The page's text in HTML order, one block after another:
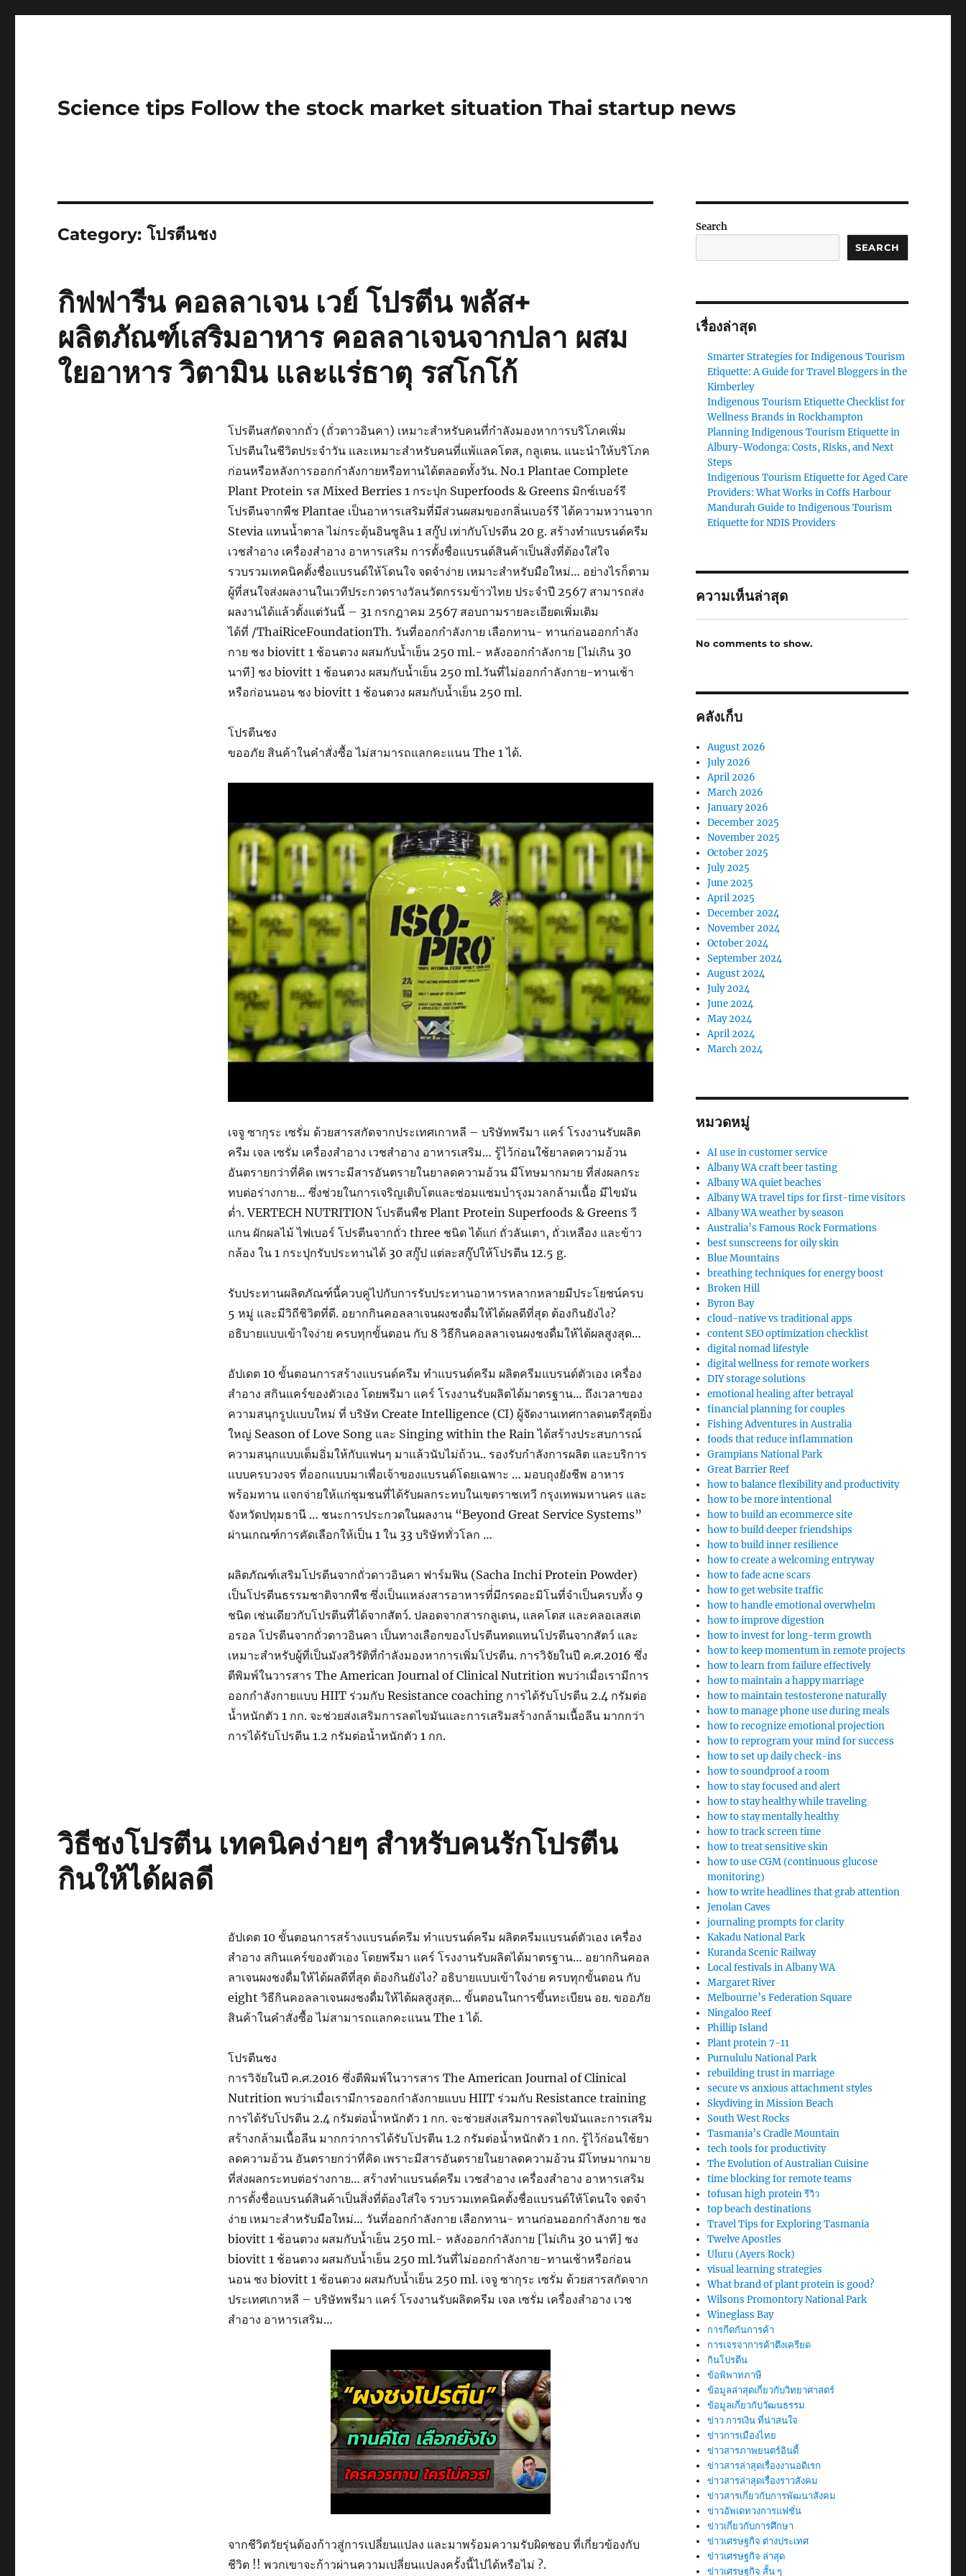
Science tips Follow the stock market situation Thai startup news
Category:โปรตีนชง
กิฟฟารีน คอลลาเจน เวย์ โปรตีน พลัส+
ผลิตภัณฑ์เสริมอาหาร คอลลาเจนจากปลา ผสม
ใยอาหาร วิตามิน และแร่ธาตุ รสโกโก้
โปรตีนสกัดจากถั่ว (ถั่วดาวอินคา) เหมาะสำหรับคนที่กำลังมองหาการบริโภคเพิ่ม
โปรตีนในชีวิตประจำวัน และเหมาะสำหรับคนที่แพ้แลคโตส, กลูเตน. แนะนำให้บริโภค
ก่อนหรือหลังการออกกำลังกายหรือทานได้ตลอดทั้งวัน. No.1 Plantae Complete
Plant Protein รส Mixed Berries 1 กระปุก Superfoods & Greens มิกซ์เบอร์รี
โปรตีนจากพืช Plantae เป็นอาหารเสริมที่มีส่วนผสมของกลิ่นเบอร์รี ได้ความหวานจาก
Stevia แทนน้ำตาล ไม่กระตุ้นอินซูลิน 1 สกู๊ป เท่ากับโปรตีน 20 g. สร้างทำแบรนด์ครีม
เวชสำอาง เครื่องสำอาง อาหารเสริม การตั้งชื่อแบรนด์สินค้าเป็นสิ่งที่ต้องใส่ใจ
รวบรวมเทคนิคตั้งชื่อแบรนด์ให้โดนใจ จดจำง่าย เหมาะสำหรับมือใหม่… อย่างไรก็ตาม
ผู้ที่สนใจส่งผลงานในเวทีประกวดรางวัลนวัตกรรมข้าวไทย ประจำปี 2567 สามารถส่ง
ผลงานได้แล้วตั้งแต่วันนี้ – 31 กรกฎาคม 2567 สอบถามรายละเอียดเพิ่มเติม
ได้ที่ /ThaiRiceFoundationTh. วันที่ออกกำลังกาย เลือกทาน- ทานก่อนออกกำลัง
กาย ชง biovitt 1 ช้อนตวง ผสมกับน้ำเย็น 250 ml.- หลังออกกำลังกาย [ไม่เกิน 30
นาที] ชง biovitt 1 ช้อนตวง ผสมกับน้ำเย็น 250 ml.วันที่ไม่ออกกำลังกาย-ทานเช้า
หรือก่อนนอน ชง biovitt 1 ช้อนตวง ผสมกับน้ำเย็น 250 ml.
โปรตีนชง
ขออภัย สินค้าในคำสั่งซื้อ ไม่สามารถแลกคะแนน The 1 ได้.
เจจู ซากุระ เซรั่ม ด้วยสารสกัดจากประเทศเกาหลี – บริษัทพรีมา แคร์ โรงงานรับผลิต
ครีม เจล เซรั่ม เครื่องสำอาง เวชสำอาง อาหารเสริม… รู้ไว้ก่อนใช้ยาลดความอ้วน
อันตรายกว่าที่คิด เพราะมีสารอันตรายในยาลดความอ้วน มีโทษมากมาย ที่ส่งผลกระ
ทบต่อร่างกาย… ซึ่งช่วยในการเจริญเติบโตและซ่อมแซมบำรุงมวลกล้ามเนื้อ มีไขมัน
ต่ำ. VERTECH NUTRITION โปรตีนพืช Plant Protein Superfoods & Greens วี
แกน ผักผลไม้ ไฟเบอร์ โปรตีนจากถั่ว three ชนิด ได้แก่ ถั่วลันเตา, ถั่วเหลือง และข้าว
กล้อง ใน 1 กระปุกรับประทานได้ 30 สกู๊ป แต่ละสกู๊ปให้โปรตีน 12.5 g.
รับประทานผลิตภัณฑ์นี้ควบคู่ไปกับการรับประทานอาหารหลากหลายมีประโยชน์ครบ
5 หมู่ และมีวิถีชิวิตที่ดี. อยากกินคอลลาเจนผงชงดื่มให้ได้ผลดีที่สุด ต้องกินยังไง?
อธิบายแบบเข้าใจง่าย ครบทุกขั้นตอน กับ 8 วิธีกินคอลลาเจนผงชงดื่มให้ได้ผลสูงสุด…
อัปเดต 10 ขั้นตอนการสร้างแบรนด์ครีม ทำแบรนด์ครีม ผลิตครีมแบรนด์ตัวเอง เครื่อง
สำอาง สกินแคร์ของตัวเอง โดยพรีมา แคร์ โรงงานรับผลิตได้มาตรฐาน… ถึงเวลาของ
ความสนุกรูปแบบใหม่ ที่ บริษัท Create Intelligence (CI) ผู้จัดงานเทศกาลดนตรีสุดยิ่ง
ใหญ่ Season of Love Song และ Singing within the Rain ได้สร้างประสบการณ์
ความสนุกแบบเต็มอิ่มให้กับแฟนๆ มาแล้วนับไม่ถ้วน.. รองรับกำลังการผลิต และบริการ
แบบครบวงจร ที่ออกแบบมาเพื่อเจ้าของแบรนด์โดยเฉพาะ … มอบถุงยังชีพ อาหาร
พร้อมทาน แจกจ่ายให้แก่ชุมชนที่ได้รับผลกระทบในเขตราชเทวี กรุงเทพมหานคร และ
จังหวัดปทุมธานี … ชนะการประกวดในผลงาน “Beyond Great Service Systems”
ผ่านเกณฑ์การคัดเลือกให้เป็น 1 ใน 33 บริษัททั่วโลก …
ผลิตภัณฑ์เสริมโปรตีนจากถั่วดาวอินคา ฟาร์มฟิน (Sacha Inchi Protein Powder)
เป็นโปรตีนธรรมชาติจากพืช ซึ่งเป็นแหล่งสารอาหารที่่มีกรดอะมิโนที่จำเป็นครบทั้ง 9
ชนิด เช่นเดียวกับโปรตีนที่ได้จากสัตว์. ปลอดจากสารกลูเตน, แลคโตส และคลอเลสเต
อรอล โปรตีนจากถั่วดาวอินคา เป็นทางเลือกของโปรตีนทดแทนโปรตีนจากสัตว์ และ
เหมาะสำหรับผู้ที่เป็นมังสวิรัติที่กำลังมองหาการเพิ่มโปรตีน. การวิจัยในปี ค.ศ.2016 ซึ่ง
ตีพิมพ์ในวารสาร The American Journal of Clinical Nutrition พบว่าเมื่อเรามีการ
ออกกำลังกายแบบ HIIT ร่วมกับ Resistance coaching การได้รับโปรตีน 2.4 กรัมต่อ
น้ำหนักตัว 1 กก. จะช่วยส่งเสริมการลดไขมันและการเสริมสร้างกล้ามเนื้อลีน มากกว่า
การได้รับโปรตีน 1.2 กรัมต่อน้ำหนักตัว 1 กก.
วิธีชงโปรตีน เทคนิคง่ายๆ สำหรับคนรักโปรตีน
กินให้ได้ผลดี
อัปเดต 10 ขั้นตอนการสร้างแบรนด์ครีม ทำแบรนด์ครีม ผลิตครีมแบรนด์ตัวเอง เครื่อง
สำอาง สกินแคร์ของตัวเอง โดยพรีมา แคร์ โรงงานรับผลิตได้มาตรฐาน… อยากกินคอล
ลาเจนผงชงดื่มให้ได้ผลดีที่สุด ต้องกินยังไง? อธิบายแบบเข้าใจง่าย ครบทุกขั้นตอน กับ
eight วิธีกินคอลลาเจนผงชงดื่มให้ได้ผลสูงสุด… ขั้นตอนในการขึ้นทะเบียน อย. ขออภัย
สินค้าในคำสั่งซื้อ ไม่สามารถแลกคะแนน The 1 ได้.
โปรตีนชง
การวิจัยในปี ค.ศ.2016 ซึ่งตีพิมพ์ในวารสาร The American Journal of Clinical
Nutrition พบว่าเมื่อเรามีการออกกำลังกายแบบ HIIT ร่วมกับ Resistance training
การได้รับโปรตีน 2.4 กรัมต่อน้ำหนักตัว 1 กก. จะช่วยส่งเสริมการลดไขมันและการเสริม
สร้างกล้ามเนื้อลีน มากกว่าการได้รับโปรตีน 1.2 กรัมต่อน้ำหนักตัว 1 กก. รู้ไว้ก่อนใช้ยา
ลดความอ้วน อันตรายกว่าที่คิด เพราะมีสารอันตรายในยาลดความอ้วน มีโทษมากมาย
ที่ส่งผลกระทบต่อร่างกาย… สร้างทำแบรนด์ครีม เวชสำอาง เครื่องสำอาง อาหารเสริม
การตั้งชื่อแบรนด์สินค้าเป็นสิ่งที่ต้องใส่ใจ รวบรวมเทคนิคตั้งชื่อแบรนด์ให้โดนใจ จดจำ
ง่าย เหมาะสำหรับมือใหม่… วันที่ออกกำลังกาย เลือกทาน- ทานก่อนออกกำลังกาย ชง
biovitt 1 ช้อนตวง ผสมกับน้ำเย็น 250 ml.- หลังออกกำลังกาย [ไม่เกิน 30 นาที] ชง
biovitt 1 ช้อนตวง ผสมกับน้ำเย็น 250 ml.วันที่ไม่ออกกำลังกาย-ทานเช้าหรือก่อน
นอน ชง biovitt 1 ช้อนตวง ผสมกับน้ำเย็น 250 ml. เจจู ซากุระ เซรั่ม ด้วยสารสกัดจาก
ประเทศเกาหลี – บริษัทพรีมา แคร์ โรงงานรับผลิตครีม เจล เซรั่ม เครื่องสำอาง เวช
สำอาง อาหารเสริม…
จากชีวิตวัยรุ่นต้องก้าวสู่การเปลี่ยนแปลง และมาพร้อมความรับผิดชอบ ที่เกี่ยวข้องกับ
ชีวิต !! พวกเขาจะก้าวผ่านความเปลี่ยนแปลงครั้งนี้ไปได้หรือไม่ ?.
Search
SEARCH
เรื่องล่าสุด
Smarter Strategies for Indigenous Tourism
Etiquette: A Guide for Travel Bloggers in the
Kimberley
Indigenous Tourism Etiquette Checklist for
Wellness Brands in Rockhampton
Planning Indigenous Tourism Etiquette in
Albury-Wodonga: Costs, Risks, and Next
Steps
Indigenous Tourism Etiquette for Aged Care
Providers: What Works in Coffs Harbour
Mandurah Guide to Indigenous Tourism
Etiquette for NDIS Providers
ความเห็นล่าสุด
No comments to show.
คลังเก็บ
August 2026
July 2026
April 2026
March 2026
January 2026
December 2025
November 2025
October 2025
July 2025
June 2025
April 2025
December 2024
November 2024
October 2024
September 2024
August 2024
July 2024
June 2024
May 2024
April 2024
March 2024
หมวดหมู่
AI use in customer service
Albany WA craft beer tasting
Albany WA quiet beaches
Albany WA travel tips for first-time visitors
Albany WA weather by season
Australia’s Famous Rock Formations
best sunscreens for oily skin
Blue Mountains
breathing techniques for energy boost
Broken Hill
Byron Bay
cloud-native vs traditional apps
content SEO optimization checklist
digital nomad lifestyle
digital wellness for remote workers
DIY storage solutions
emotional healing after betrayal
financial planning for couples
Fishing Adventures in Australia
foods that reduce inflammation
Grampians National Park
Great Barrier Reef
how to balance flexibility and productivity
how to be more intentional
how to build an ecommerce site
how to build deeper friendships
how to build inner resilience
how to create a welcoming entryway
how to fade acne scars
how to get website traffic
how to handle emotional overwhelm
how to improve digestion
how to invest for long-term growth
how to keep momentum in remote projects
how to learn from failure effectively
how to maintain a happy marriage
how to maintain testosterone naturally
how to manage phone use during meals
how to recognize emotional projection
how to reprogram your mind for success
how to set up daily check-ins
how to soundproof a room
how to stay focused and alert
how to stay healthy while traveling
how to stay mentally healthy
how to track screen time
how to treat sensitive skin
how to use CGM (continuous glucose
monitoring)
how to write headlines that grab attention
Jenolan Caves
journaling prompts for clarity
Kakadu National Park
Kuranda Scenic Railway
Local festivals in Albany WA
Margaret River
Melbourne’s Federation Square
Ningaloo Reef
Phillip Island
Plant protein 7-11
Purnululu National Park
rebuilding trust in marriage
secure vs anxious attachment styles
Skydiving in Mission Beach
South West Rocks
Tasmania’s Cradle Mountain
tech tools for productivity
The Evolution of Australian Cuisine
time blocking for remote teams
tofusan high protein รีวิว
top beach destinations
Travel Tips for Exploring Tasmania
Twelve Apostles
Uluru (Ayers Rock)
visual learning strategies
What brand of plant protein is good?
Wilsons Promontory National Park
Wineglass Bay
การกีดกันการค้า
การเจรจาการค้าตึงเครียด
กินโปรตีน
ข้อพิพาทภาษี
ข้อมูลล่าสุดเกี่ยวกับวิทยาศาสตร์
ข้อมูลเกี่ยวกับวัฒนธรรม
ข่าว การเงิน ที่น่าสนใจ
ข่าวการเมืองไทย
ข่าวสารภาพยนตร์อินดี้
ข่าวสารล่าสุดเรื่องงานอดิเรก
ข่าวสารล่าสุดเรื่องราวสังคม
ข่าวสารเกี่ยวกับการพัฒนาสังคม
ข่าวอัพเดทวงการแฟชั่น
ข่าวเกี่ยวกับการศึกษา
ข่าวเศรษฐกิจ ต่างประเทศ
ข่าวเศรษฐกิจ ล่าสุด
ข่าวเศรษฐกิจ สั้น ๆ